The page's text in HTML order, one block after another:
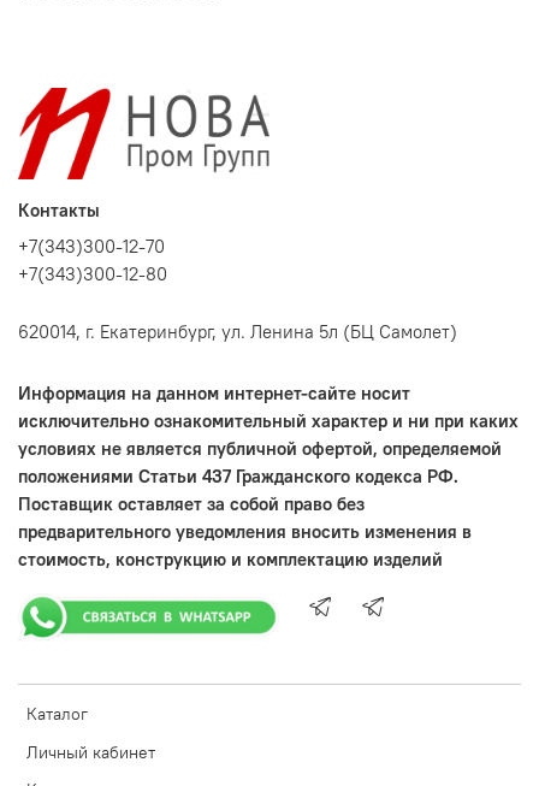
Каталог
Личный кабинет
Контакты
+7(343)300-12-70
+7(343)300-12-80
620014, г. Екатеринбург, ул. Ленина 5л (БЦ Самолет)
Информация на данном интернет-сайте носит
исключительно ознакомительный характер и ни при каких
условиях не является публичной офертой, определяемой
положениями Статьи 437 Гражданского кодекса РФ.
Поставщик оставляет за собой право без
предварительного уведомления вносить изменения в
стоимость, конструкцию и комплектацию изделий